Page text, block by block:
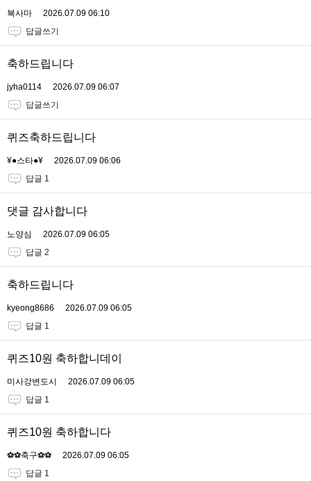
복사마
2026.07.09 06:10
답글쓰기
축하드립니다
jyha0114
2026.07.09 06:07
답글쓰기
퀴즈축하드립니다
¥●스타●¥
2026.07.09 06:06
답글 1
댓글 감사합니다
노양심
2026.07.09 06:05
답글 2
축하드립니다
kyeong8686
2026.07.09 06:05
답글 1
퀴즈10원 축하합니데이
미사강변도시
2026.07.09 06:05
답글 1
퀴즈10원 축하합니다
⚽️⚽️축구⚽️⚽️
2026.07.09 06:05
답글 1